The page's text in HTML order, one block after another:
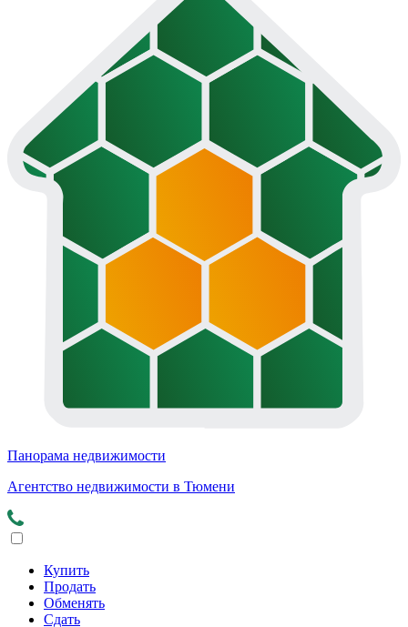
Панорама недвижимости
Агентство недвижимости в Тюмени
Купить
Продать
Обменять
Сдать